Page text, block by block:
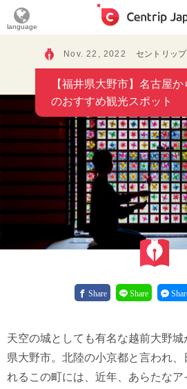
language
Nov. 22, 2022 セントリッ
【福井県大野市】名古屋
のおすすめ観光スポット
Share Share
天空の城としても有名な越前大野
県大野市。北陸の小京都と言われ
れるこの町には、近年、あらたなア